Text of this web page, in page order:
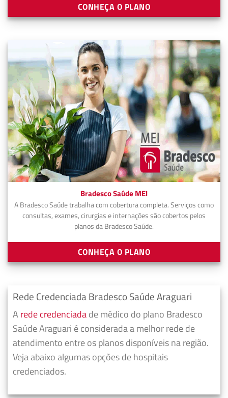
CONHEÇA O PLANO
Bradesco Saúde MEI
A Bradesco Saúde trabalha com cobertura completa. Serviços como
consultas, exames, cirurgias e internações são cobertos pelos
planos da Bradesco Saúde.
CONHEÇA O PLANO
Rede Credenciada Bradesco Saúde Araguari
A rede credenciadade médico do plano Bradesco
Saúde Araguari é considerada a melhor rede de
atendimento entre os planos disponíveis na região.
Veja abaixo algumas opções de hospitais
credenciados.